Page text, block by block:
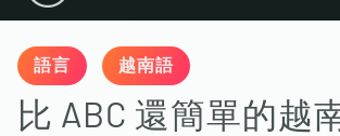
語言 越南語
比 ABC 還簡單的越